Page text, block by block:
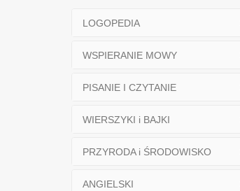
LOGOPEDIA
WSPIERANIE MOWY
PISANIE I CZYTANIE
WIERSZYKI i BAJKI
PRZYRODA i ŚRODOWISKO
ANGIELSKI